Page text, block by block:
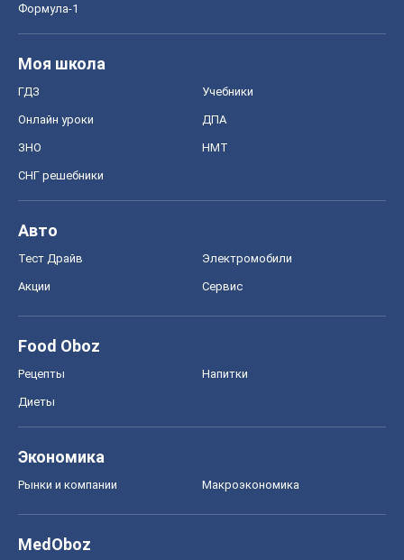
Формула-1
Моя школа
ГДЗ Учебники
Онлайн уроки ДПА
ЗНО НМТ
СНГ решебники
Авто
Тест Драйв Электромобили
Акции Сервис
Food Oboz
Рецепты Напитки
Диеты
Экономика
Рынки и компании Mакроэкономика
MedOboz